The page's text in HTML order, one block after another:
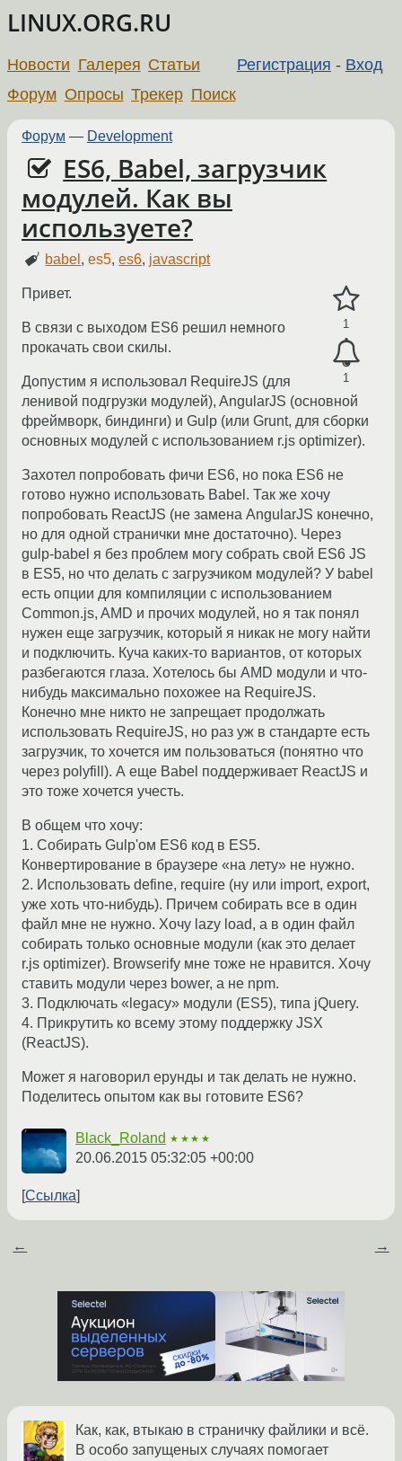
LINUX.ORG.RU
Регистрация - Вход
Новости Галерея Статьи
Форум Опросы Трекер Поиск
Форум — Development
ES6, Babel, загрузчик
модулей. Как вы
используете?
babel ,es5,es6, javascript
1
1
Привет.
В связи с выходом ES6 решил немного
прокачать свои скилы.
Допустим я использовал RequireJS (для
ленивой подгрузки модулей), AngularJS (основной
фреймворк, биндинги) и Gulp (или Grunt, для сборки
основных модулей с использованием r.js optimizer).
Захотел попробовать фичи ES6, но пока ES6 не
готово нужно использовать Babel. Так же хочу
попробовать ReactJS (не замена AngularJS конечно,
но для одной странички мне достаточно). Через
gulp-babel я без проблем могу собрать свой ES6 JS
в ES5, но что делать с загрузчиком модулей? У babel
есть опции для компиляции с использованием
Common.js, AMD и прочих модулей, но я так понял
нужен еще загрузчик, который я никак не могу найти
и подключить. Куча каких-то вариантов, от которых
разбегаются глаза. Хотелось бы AMD модули и что-
нибудь максимально похожее на RequireJS.
Конечно мне никто не запрещает продолжать
использовать RequireJS, но раз уж в стандарте есть
загрузчик, то хочется им пользоваться (понятно что
через polyfill). А еще Babel поддерживает ReactJS и
это тоже хочется учесть.
В общем что хочу:
1. Собирать Gulp'ом ES6 код в ES5.
Конвертирование в браузере «на лету» не нужно.
2. Использовать define, require (ну или import, export,
уже хоть что-нибудь). Причем собирать все в один
файл мне не нужно. Хочу lazy load, а в один файл
собирать только основные модули (как это делает
r.js optimizer). Browserify мне тоже не нравится. Хочу
ставить модули через bower, а не npm.
3. Подключать «legacy» модули (ES5), типа jQuery.
4. Прикрутить ко всему этому поддержку JSX
(ReactJS).
Может я наговорил ерунды и так делать не нужно.
Поделитесь опытом как вы готовите ES6?
Black_Roland ★★★★
20.06.2015 05:32:05 +00:00
Ссылка
← →
Как, как, втыкаю в страничку файлики и всё.
В особо запущеных случаях помогает